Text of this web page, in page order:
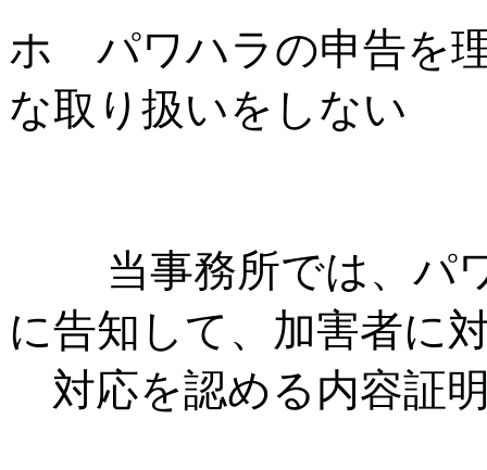
ホ パワハラの申告を
な取り扱いをしない
当事務所では、パワ
に告知して、加害者に
対応を認める内容証